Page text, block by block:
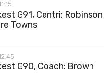
G91, Centri: Robinson
Towns
G90, Coach: Brown